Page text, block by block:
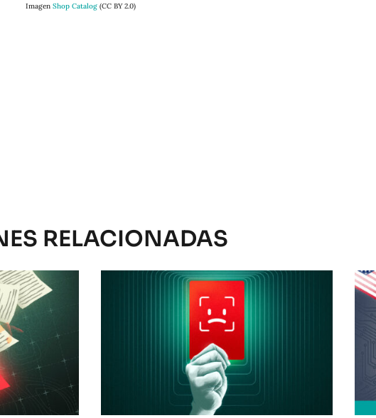
ImagenShop Catalog (CC BY 2.0)
RELACIONADAS